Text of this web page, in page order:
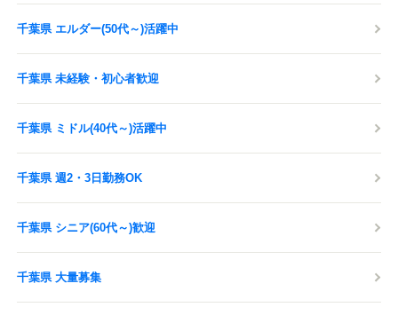
千葉県 エルダー(50代～)活躍中
千葉県 未経験・初心者歓迎
千葉県 ミドル(40代～)活躍中
千葉県 週2・3日勤務OK
千葉県 シニア(60代～)歓迎
千葉県 大量募集